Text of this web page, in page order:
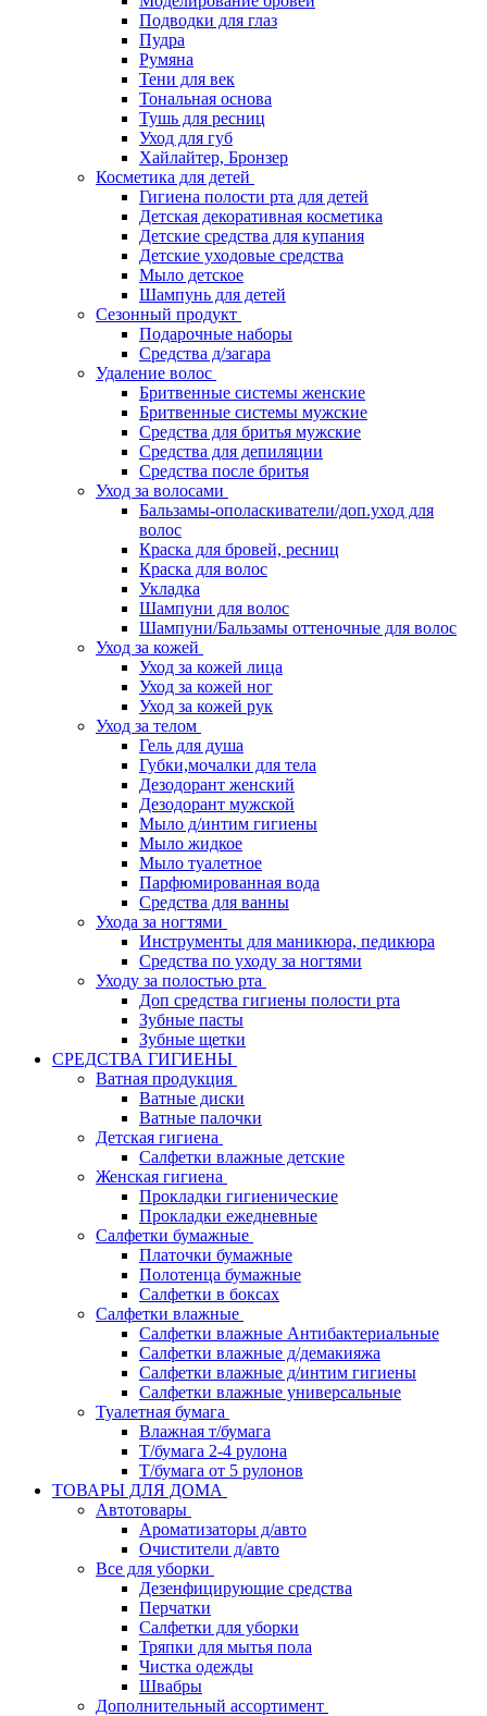
Подводки для глаз
Пудра
Румяна
Тени для век
Тональная основа
Тушь для ресниц
Уход для губ
Хайлайтер, Бронзер
Косметика для детей
Гигиена полости рта для детей
Детская декоративная косметика
Детские средства для купания
Детские уходовые средства
Мыло детское
Шампунь для детей
Сезонный продукт
Подарочные наборы
Средства д/загара
Удаление волос
Бритвенные системы женские
Бритвенные системы мужские
Средства для бритья мужские
Средства для депиляции
Средства после бритья
Уход за волосами
Бальзамы-ополаскиватели/доп.уход для
волос
Краска для бровей, ресниц
Краска для волос
Укладка
Шампуни для волос
Шампуни/Бальзамы оттеночные для волос
Уход за кожей
Уход за кожей лица
Уход за кожей ног
Уход за кожей рук
Уход за телом
Гель для душа
Губки,мочалки для тела
Дезодорант женский
Дезодорант мужской
Мыло д/интим гигиены
Мыло жидкое
Мыло туалетное
Парфюмированная вода
Средства для ванны
Ухода за ногтями
Инструменты для маникюра, педикюра
Средства по уходу за ногтями
Уходу за полостью рта
Доп средства гигиены полости рта
Зубные пасты
Зубные щетки
СРЕДСТВА ГИГИЕНЫ
Ватная продукция
Ватные диски
Ватные палочки
Детская гигиена
Салфетки влажные детские
Женская гигиена
Прокладки гигиенические
Прокладки ежедневные
Салфетки бумажные
Платочки бумажные
Полотенца бумажные
Салфетки в боксах
Салфетки влажные
Салфетки влажные Антибактериальные
Салфетки влажные д/демакияжа
Салфетки влажные д/интим гигиены
Салфетки влажные универсальные
Туалетная бумага
Влажная т/бумага
Т/бумага 2-4 рулона
Т/бумага от 5 рулонов
ТОВАРЫ ДЛЯ ДОМА
Автотовары
Ароматизаторы д/авто
Очистители д/авто
Все для уборки
Дезенфицирующие средства
Перчатки
Салфетки для уборки
Тряпки для мытья пола
Чистка одежды
Швабры
Дополнительный ассортимент